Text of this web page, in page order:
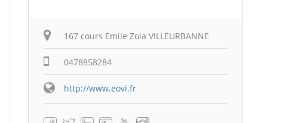
167 cours Emile Zola VILLEURBANNE
0478858284
http://www.eovi.fr